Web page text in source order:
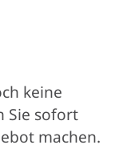
keine
Sie sofort
machen.